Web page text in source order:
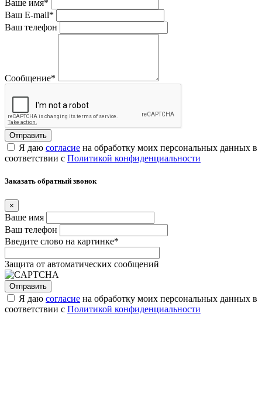
Ваше имя*
Ваш E-mail*
Ваш телефон
Сообщение*
Я даю согласие на обработку моих персональных данных в
соответствии с Политикой конфиденциальности
Заказать обратный звонок
×
Ваше имя
Ваш телефон
Введите слово на картинке*
Защита от автоматических сообщений
Я даю согласие на обработку моих персональных данных в
соответствии с Политикой конфиденциальности